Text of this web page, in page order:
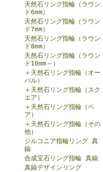
天然石リング指輪（ラウン
ド6mm）
天然石リング指輪（ラウン
ド7mm）
天然石リング指輪（ラウン
ド8mm）
天然石リング指輪（ラウン
ド10mm～）
＋天然石リング指輪（オー
バル）
＋天然石リング指輪（スク
エア）
＋天然石リング指輪（ペ
ア）
＋天然石リング指輪（その
他）
ジルコニア指輪リング 真
鍮
合成宝石リング指輪 真鍮
真鍮デザインリング